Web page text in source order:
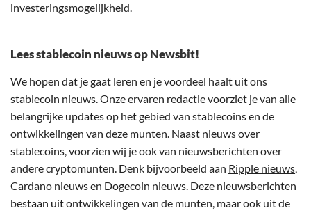
investeringsmogelijkheid.
Lees stablecoin nieuws op Newsbit!
We hopen dat je gaat leren en je voordeel haalt uit ons
stablecoin nieuws. Onze ervaren redactie voorziet je van alle
belangrijke updates op het gebied van stablecoins en de
ontwikkelingen van deze munten. Naast nieuws over
stablecoins, voorzien wij je ook van nieuwsberichten over
andere cryptomunten. Denk bijvoorbeeld aan Ripple nieuws,
Cardano nieuwsen Dogecoin nieuws. Deze nieuwsberichten
bestaan uit ontwikkelingen van de munten, maar ook uit de